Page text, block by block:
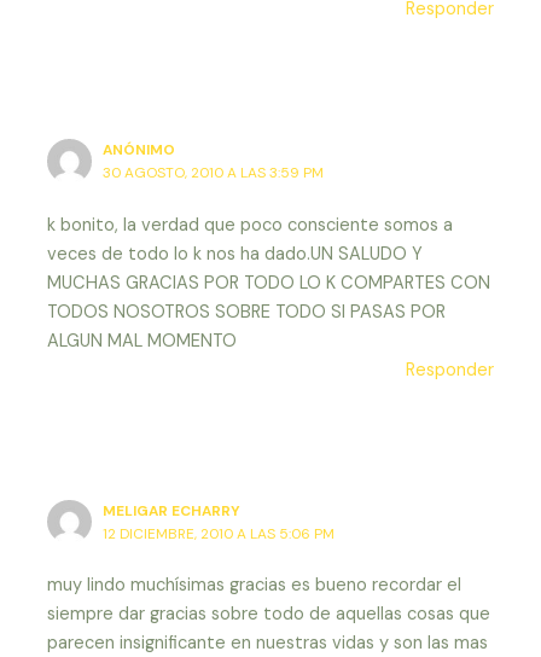
Responder
ANÓNIMO
30 AGOSTO, 2010 A LAS 3:59 PM
k bonito, la verdad que poco consciente somos a
veces de todo lo k nos ha dado.UN SALUDO Y
MUCHAS GRACIAS POR TODO LO K COMPARTES CON
TODOS NOSOTROS SOBRE TODO SI PASAS POR
ALGUN MAL MOMENTO
Responder
MELIGAR ECHARRY
12 DICIEMBRE, 2010 A LAS 5:06 PM
muy lindo muchísimas gracias es bueno recordar el
siempre dar gracias sobre todo de aquellas cosas que
parecen insignificante en nuestras vidas y son las mas